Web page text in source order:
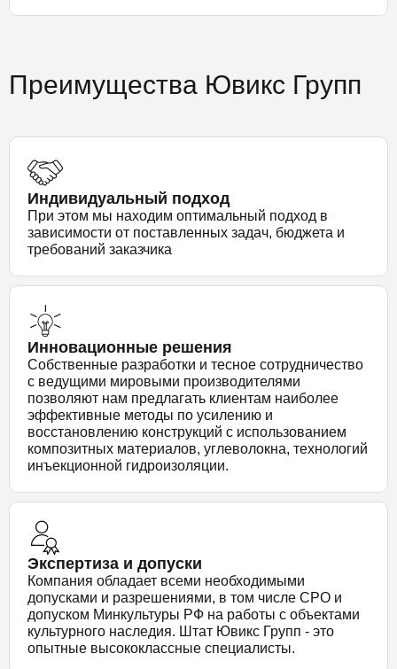
Преимущества Ювикс Групп
Индивидуальный подход
При этом мы находим оптимальный подход в
зависимости от поставленных задач, бюджета и
требований заказчика
Инновационные решения
Собственные разработки и тесное сотрудничество
с ведущими мировыми производителями
позволяют нам предлагать клиентам наиболее
эффективные методы по усилению и
восстановлению конструкций с использованием
композитных материалов, углеволокна, технологий
инъекционной гидроизоляции.
Экспертиза и допуски
Компания обладает всеми необходимыми
допусками и разрешениями, в том числе СРО и
допуском Минкультуры РФ на работы с объектами
культурного наследия. Штат Ювикс Групп - это
опытные высококлассные специалисты.